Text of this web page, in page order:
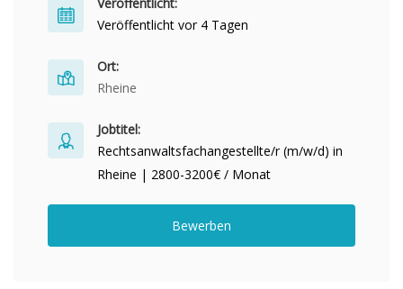
Veröffentlicht vor 4 Tagen
Ort:
Rheine
Jobtitel:
Rechtsanwaltsfachangestellte/r (m/w/d) in
Rheine | 2800-3200€ / Monat
Bewerben